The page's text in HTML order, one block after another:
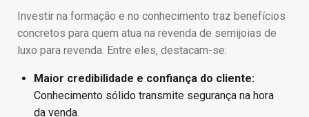
Investir na formação e no conhecimento traz benefícios
concretos para quem atua na revenda de semijoias de
luxo para revenda. Entre eles, destacam-se:
Maior credibilidade e confiança do cliente:
Conhecimento sólido transmite segurança na hora
da venda.